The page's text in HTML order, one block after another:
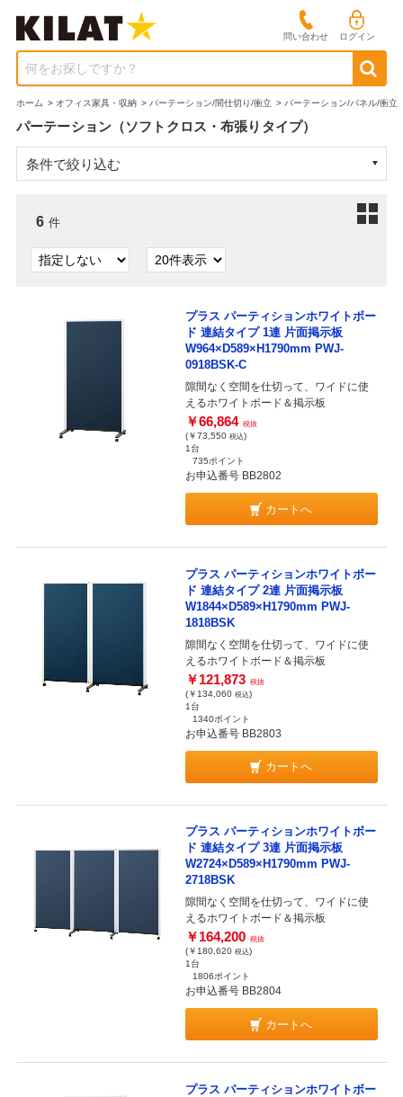
問い合わせ ログイン
何をお探しですか？
ホーム > オフィス家具・収納 > パーテーション/間仕切り/衝立 > パーテーション/パネル/衝立
パーテーション（ソフトクロス・布張りタイプ）
条件で絞り込む
6 件
プラス パーティションホワイトボー
ド 連結タイプ 1連 片面掲示板
W964×D589×H1790mm PWJ-
0918BSK-C
隙間なく空間を仕切って、ワイドに使
えるホワイトボード＆掲示板
￥66,864 税抜
(￥73,550 税込)
1台
735ポイント
お申込番号 BB2802
カートへ
プラス パーティションホワイトボー
ド 連結タイプ 2連 片面掲示板
W1844×D589×H1790mm PWJ-
1818BSK
隙間なく空間を仕切って、ワイドに使
えるホワイトボード＆掲示板
￥121,873 税抜
(￥134,060 税込)
1台
1340ポイント
お申込番号 BB2803
カートへ
プラス パーティションホワイトボー
ド 連結タイプ 3連 片面掲示板
W2724×D589×H1790mm PWJ-
2718BSK
隙間なく空間を仕切って、ワイドに使
えるホワイトボード＆掲示板
￥164,200 税抜
(￥180,620 税込)
1台
1806ポイント
お申込番号 BB2804
カートへ
プラス パーティションホワイトボー